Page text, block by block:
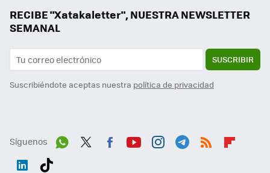
RECIBE "Xatakaletter", NUESTRA NEWSLETTER
SEMANAL
SUSCRIBIR
Suscribiéndote aceptas nuestra política de privacidad
Síguenos